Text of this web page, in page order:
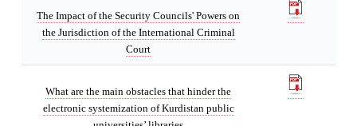
The Impact of the Security Councils' Powers on
the Jurisdiction of the International Criminal
Court
What are the main obstacles that hinder the
electronic systemization of Kurdistan public